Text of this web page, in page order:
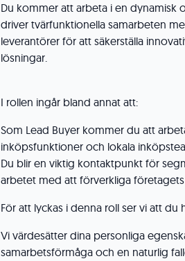
Du kommer att arbeta i en dynamisk
driver tvärfunktionella samarbeten
leverantörer för att säkerställa
lösningar.
I rollen ingår bland annat att:
Som Lead Buyer kommer du att
inköpsfunktioner och lokala
Du blir en viktig kontaktpunkt för
arbetet med att förverkliga
För att lyckas i denna roll ser vi att du
Vi värdesätter dina personliga
samarbetsförmåga och en naturlig